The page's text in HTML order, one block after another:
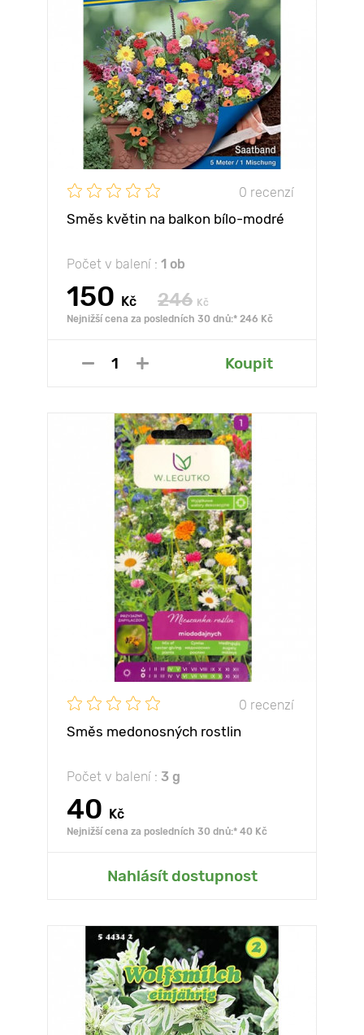
0 recenzí
Směs květin na balkon bílo-modré
Počet v balení : 1 ob
150 Kč 246 Kč
Nejnižší cena za posledních 30 dnů:* 246 Kč
Koupit
0 recenzí
Směs medonosných rostlin
Počet v balení : 3 g
40 Kč
Nejnižší cena za posledních 30 dnů:* 40 Kč
Nahlásít dostupnost